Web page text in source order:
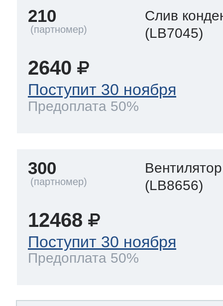
210
Слив
(LB7045)
2640
Поступит 30 ноября
Предоплата 50%
300
(LB8656)
12468
Поступит 30 ноября
Предоплата 50%